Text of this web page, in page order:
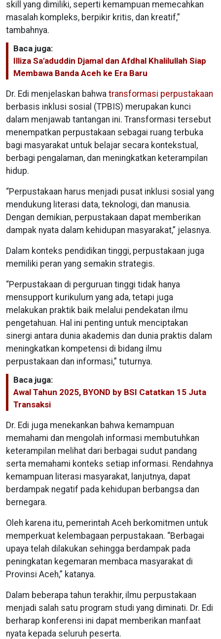
skill yang dimiliki, seperti kemampuan memecahkan
masalah kompleks, berpikir kritis, dan kreatif,”
tambahnya.
Baca juga:
Illiza Sa'aduddin Djamal dan Afdhal Khalilullah Siap
Membawa Banda Aceh ke Era Baru
Dr. Edi menjelaskan bahwa transformasi perpustakaan
berbasis inklusi sosial (TPBIS) merupakan kunci
dalam menjawab tantangan ini. Transformasi tersebut
menempatkan perpustakaan sebagai ruang terbuka
bagi masyarakat untuk belajar secara kontekstual,
berbagi pengalaman, dan meningkatkan keterampilan
hidup.
“Perpustakaan harus menjadi pusat inklusi sosial yang
mendukung literasi data, teknologi, dan manusia.
Dengan demikian, perpustakaan dapat memberikan
dampak nyata dalam kehidupan masyarakat,” jelasnya.
Dalam konteks pendidikan tinggi, perpustakaan juga
memiliki peran yang semakin strategis.
“Perpustakaan di perguruan tinggi tidak hanya
mensupport kurikulum yang ada, tetapi juga
melakukan praktik baik melalui pendekatan ilmu
pengetahuan. Hal ini penting untuk menciptakan
sinergi antara dunia akademis dan dunia praktis dalam
meningkatkan kompetensi di bidang ilmu
perpustakaan dan informasi,” tuturnya.
Baca juga:
Awal Tahun 2025, BYOND by BSI Catatkan 15 Juta
Transaksi
Dr. Edi juga menekankan bahwa kemampuan
memahami dan mengolah informasi membutuhkan
keterampilan melihat dari berbagai sudut pandang
serta memahami konteks setiap informasi. Rendahnya
kemampuan literasi masyarakat, lanjutnya, dapat
berdampak negatif pada kehidupan berbangsa dan
bernegara.
Oleh karena itu, pemerintah Aceh berkomitmen untuk
memperkuat kelembagaan perpustakaan. “Berbagai
upaya telah dilakukan sehingga berdampak pada
peningkatan kegemaran membaca masyarakat di
Provinsi Aceh,” katanya.
Dalam beberapa tahun terakhir, ilmu perpustakaan
menjadi salah satu program studi yang diminati. Dr. Edi
berharap konferensi ini dapat memberikan manfaat
nyata kepada seluruh peserta.